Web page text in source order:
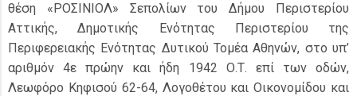
θέση «ΡΟΣΙΝΙΟΛ» Σεπολίων του Δήμου Περιστερίου
Αττικής, Δημοτικής Ενότητας Περιστερίου της
Περιφερειακής Ενότητας Δυτικού Τομέα Αθηνών, στο υπ’
αριθμόν 4ε πρώην και ήδη 1942 Ο.Τ. επί των οδών,
Λεωφόρο Κηφισού 62-64, Λογοθέτου και Οικονομίδου και